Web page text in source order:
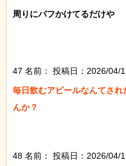
周りにバフかけてるだけや
47 名前：
投稿日：2026/04/
毎日飲むアピールなんてさ
んか？
48 名前：
投稿日：2026/04/